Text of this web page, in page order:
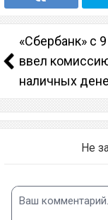
«Сбербанк» с
ввел
наличных
Не